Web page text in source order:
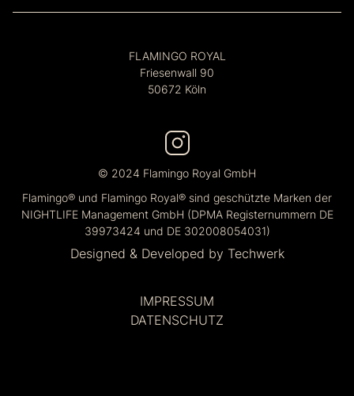
FLAMINGO ROYAL
Friesenwall 90
50672 Köln
© 2024 Flamingo Royal GmbH
Flamingo® und Flamingo Royal® sind geschützte Marken der
NIGHTLIFE Management GmbH (DPMA Registernummern DE
39973424 und DE 302008054031)
Designed & Developed by Techwerk
IMPRESSUM
DATENSCHUTZ